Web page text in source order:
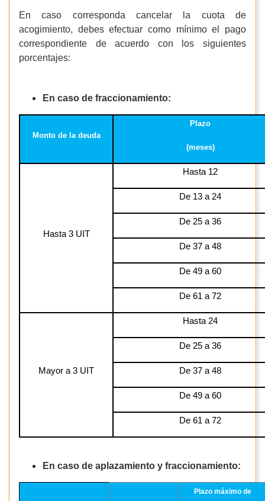
En caso corresponda cancelar la cuota de
acogimiento, debes efectuar como mínimo el pago
correspondiente de acuerdo con los siguientes
porcentajes:
En caso de fraccionamiento:
Monto de la deuda
Plazo
(meses)
Hasta 3 UIT
Hasta 12
De 13 a 24
De 25 a 36
De 37 a 48
De 49 a 60
De 61 a 72
Mayor a 3 UIT
Hasta 24
De 25 a 36
De 37 a 48
De 49 a 60
De 61 a 72
En caso de aplazamiento y fraccionamiento:
Plazo máximo de